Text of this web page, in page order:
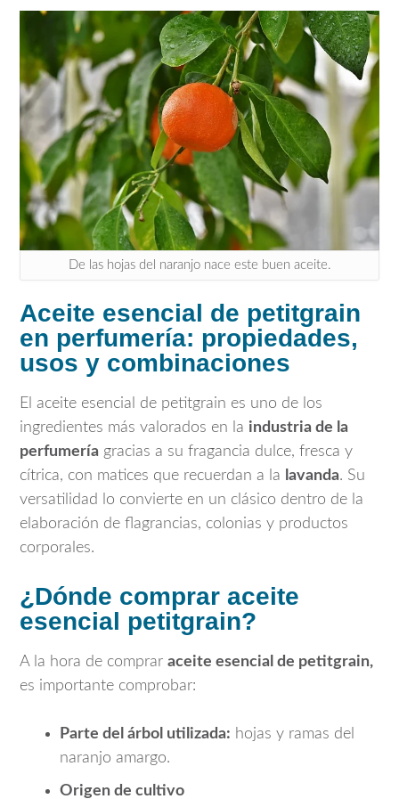
De las hojas del naranjo nace este buen aceite.
Aceite esencial de petitgrain
en perfumería: propiedades,
usos y combinaciones
El aceite esencial de petitgrain es uno de los
ingredientes más valorados en la industria de la
perfumería gracias a su fragancia dulce, fresca y
cítrica, con matices que recuerdan a la lavanda. Su
versatilidad lo convierte en un clásico dentro de la
elaboración de flagrancias, colonias y productos
corporales.
¿Dónde comprar aceite
esencial petitgrain?
A la hora de comprar aceite esencial de petitgrain,
es importante comprobar:
Parte del árbol utilizada: hojas y ramas del
naranjo amargo.
Origen de cultivo